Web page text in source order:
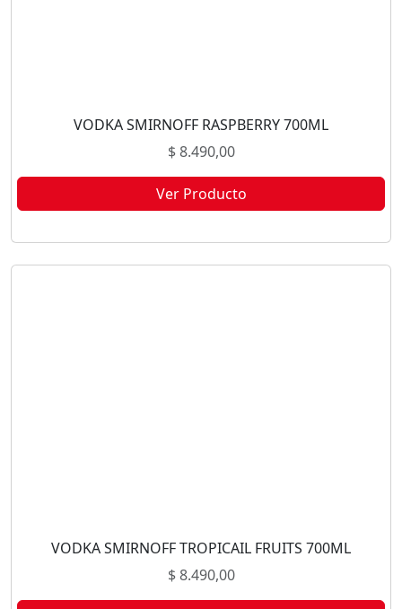
VODKA SMIRNOFF RASPBERRY 700ML
$8.490,00
Ver Producto
VODKA SMIRNOFF TROPICAIL FRUITS 700ML
$8.490,00